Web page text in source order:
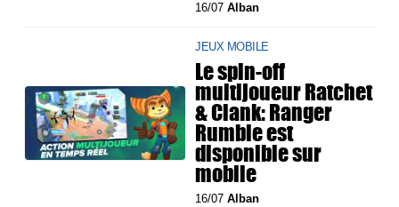
16/07Alban
JEUX MOBILE
Le spin-off
multijoueur Ratchet
& Clank: Ranger
Rumble est
disponible sur
mobile
16/07Alban